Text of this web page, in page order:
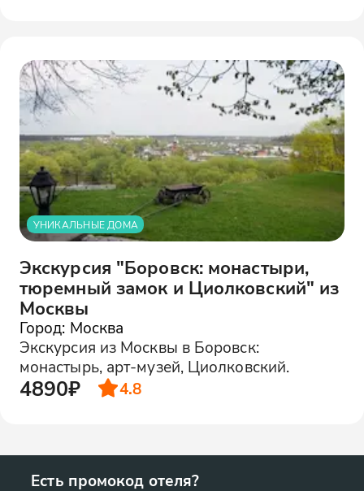
УНИКАЛЬНЫЕ ДОМА
Экскурсия "Боровск: монастыри,
тюремный замок и Циолковский" из
Москвы
Город: Москва
Экскурсия из Москвы в Боровск:
монастырь, арт-музей, Циолковский.
4890₽ 4.8
Есть промокод отеля?